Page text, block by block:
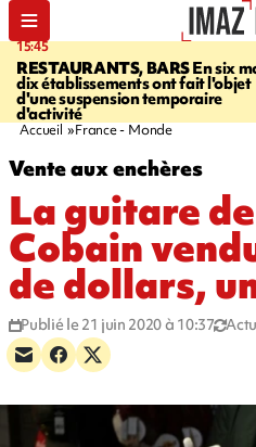
15:45
RESTAURANTS, BARSEn six
dix établissements ont fait l'objet
d'une suspension temporaire
d'activité
Accueil France - Monde
Vente aux enchères
La guitare
Cobain
de dollars,
Publié le 21 juin 2020 à 10:37